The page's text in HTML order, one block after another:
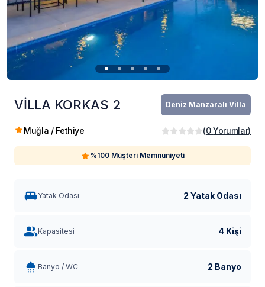
VİLLA KORKAS 2 Deniz Manzaralı Villa
Muğla / Fethiye (0 Yorumlar)
%100 Müşteri Memnuniyeti
Yatak Odası 2 Yatak Odası
Kapasitesi 4 Kişi
Banyo / WC 2 Banyo